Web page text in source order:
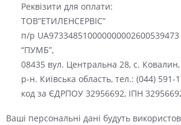
Реквізити для оплати:
ТОВ”ЕТИЛЕНСЕРВІС”
п/р
“ПУМБ”,
08435 вул. Центральна 28, с.
р-н. Київська область, тел.: (044) 591-
код за ЄДРПОУ 32956692, ІПН
Ваші персональні дані будуть